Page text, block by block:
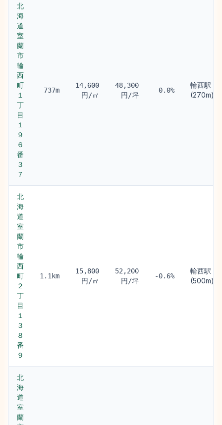
北
海
道
室
蘭
市
輪
西
町
１
丁
目
１
９
６
番
３
７
737m
14,600
円/㎡
48,300
円/坪
0.0%
輪西駅
(270m)
北
海
道
室
蘭
市
輪
西
町
２
丁
目
１
３
８
番
９
1.1km
15,800
円/㎡
52,200
円/坪
-0.6%
輪西駅
(500m)
北
海
道
室
蘭